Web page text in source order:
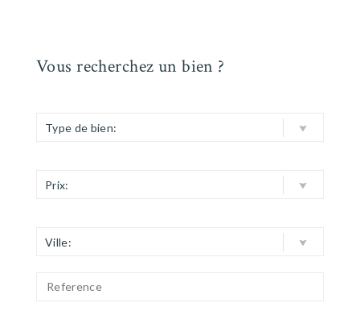
Vous recherchez un bien ?
Type de bien:
Prix:
Ville: